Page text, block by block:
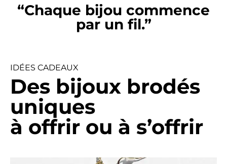
“Chaque bijou commence
par un fil.”
IDÉES CADEAUX
Des bijoux brodés
uniques
à offrir ou à s’offrir